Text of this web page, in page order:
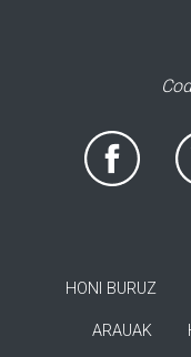
HONI BURUZ
ARAUAK